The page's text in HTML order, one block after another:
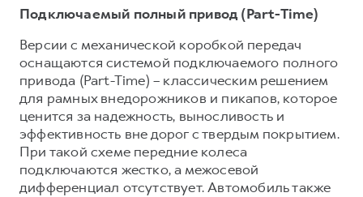
Подключаемый полный привод (Part-Time)
Версии с механической коробкой передач
оснащаются системой подключаемого полного
привода (Part-Time) – классическим решением
для рамных внедорожников и пикапов, которое
ценится за надежность, выносливость и
эффективность вне дорог с твердым покрытием.
При такой схеме передние колеса
подключаются жестко, а межосевой
дифференциал отсутствует. Автомобиль также